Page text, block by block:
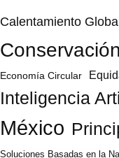
Calentamiento
Conservación
Economía Circular
Inteligencia
México
Soluciones Basadas en la